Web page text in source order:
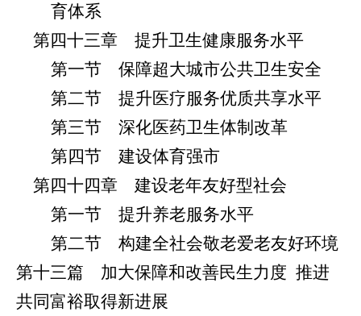
育体系
第四十三章 提升卫生健康服务水平
第一节 保障超大城市公共卫生安全
第二节 提升医疗服务优质共享水平
第三节 深化医药卫生体制改革
第四节 建设体育强市
第四十四章 建设老年友好型社会
第一节 提升养老服务水平
第二节 构建全社会敬老爱老友好环境
第十三篇 加大保障和改善民生力度 推进
共同富裕取得新进展